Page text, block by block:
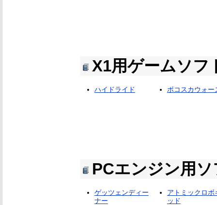
X1用ゲームソフ
ハイドライド ボコスカウォー
PCエンジン用ソ
ゲッツェンディー
ナー
アトミックロボ
ッド